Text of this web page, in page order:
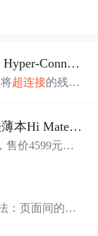
【论文精读】Manifold-Constrained Hyper-Connections / 流形约束
超连接的残差
性和可扩展
架构设计。
D 16三大亮点吸睛
售价4599元。
及独立数字小
：页面间的跳